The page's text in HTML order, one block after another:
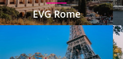
EVG Rome